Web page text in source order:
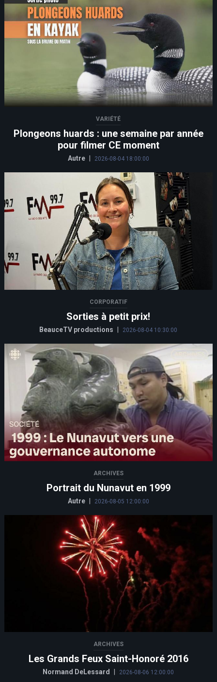
VARIÉTÉ
Plongeons huards : une semaine par année
pour filmer CE moment
Autre 2026-08-04 18:00:00
CORPORATIF
Sorties à petit prix!
BeauceTV productions 2026-08-04 10:30:00
ARCHIVES
Portrait du Nunavut en 1999
Autre | 2026-08-05 12:00:00
ARCHIVES
Les Grands Feux Saint-Honoré 2016
Normand DeLessard 2026-08-06 12:00:00